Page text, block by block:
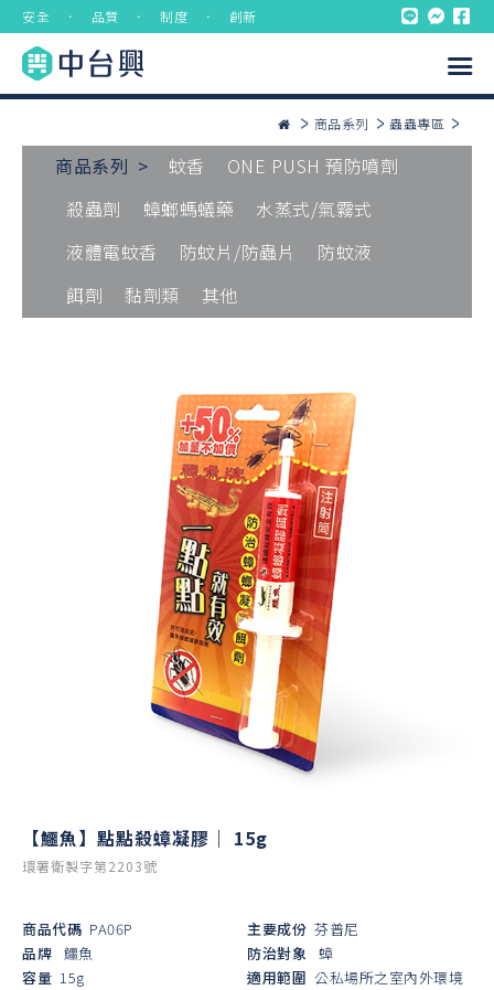
安全 ． 品質 ． 制度 ． 創新
商品系列 蟲蟲專區
商品系列 > 蚊香
ONE PUSH 預防噴劑
殺蟲劑
蟑螂螞蟻藥
水蒸式/氣霧式
液體電蚊香
防蚊片/防蟲片
防蚊液
餌劑
黏劑類 其他
【鱷魚】點點殺蟑凝膠｜ 15g
環署衛製字第2203號
商品代碼 PA06P
品牌 鱷魚
容量 15g
主要成份 芬普尼
防治對象 蟑
適用範圍 公私場所之室內外環境